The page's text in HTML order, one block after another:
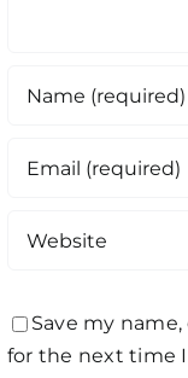
Save my
for the next time